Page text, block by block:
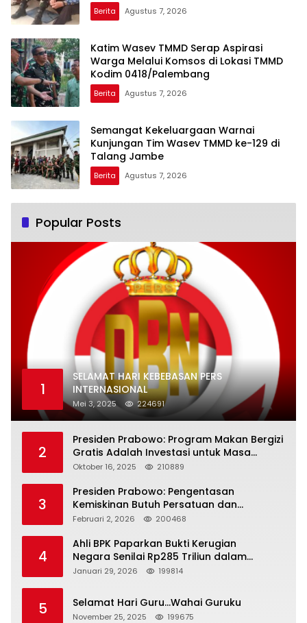
Berita Agustus 7, 2026
Katim Wasev TMMD Serap Aspirasi
Warga Melalui Komsos di Lokasi TMMD
Kodim 0418/Palembang
Berita Agustus 7, 2026
Semangat Kekeluargaan Warnai
Kunjungan Tim Wasev TMMD ke-129 di
Talang Jambe
Berita Agustus 7, 2026
Popular Posts
1
SELAMAT HARI KEBEBASAN PERS
INTERNASIONAL
Mei 3, 2025 224691
2
Presiden Prabowo: Program Makan Bergizi
Gratis Adalah Investasi untuk Masa
Depan Bangsa
Oktober 16, 2025 210889
3
Presiden Prabowo: Pengentasan
Kemiskinan Butuh Persatuan dan
Kepemimpinan yang Bertanggung Jawab
Februari 2, 2026 200468
4
Ahli BPK Paparkan Bukti Kerugian
Negara Senilai Rp285 Triliun dalam
Persidangan Korupsi PT Pertamina
Januari 29, 2026 199814
5 Selamat Hari Guru…Wahai Guruku
November 25, 2025 199675